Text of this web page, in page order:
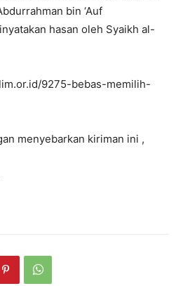
bin ‘Auf
hasan oleh Syaikh al-
9275-bebas-memilih-
menyebarkan kiriman ini ,